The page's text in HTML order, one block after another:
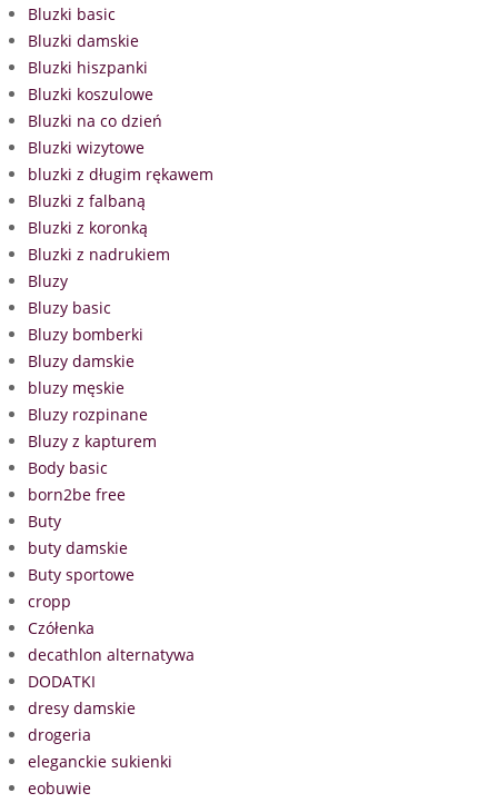
Bluzki basic
Bluzki damskie
Bluzki hiszpanki
Bluzki koszulowe
Bluzki na co dzień
Bluzki wizytowe
bluzki z długim rękawem
Bluzki z falbaną
Bluzki z koronką
Bluzki z nadrukiem
Bluzy
Bluzy basic
Bluzy bomberki
Bluzy damskie
bluzy męskie
Bluzy rozpinane
Bluzy z kapturem
Body basic
born2be free
Buty
buty damskie
Buty sportowe
cropp
Czółenka
decathlon alternatywa
DODATKI
dresy damskie
drogeria
eleganckie sukienki
eobuwie